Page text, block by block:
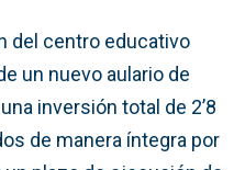
del centro educativo
un nuevo aulario de
inversión total de 2’8
de manera íntegra por